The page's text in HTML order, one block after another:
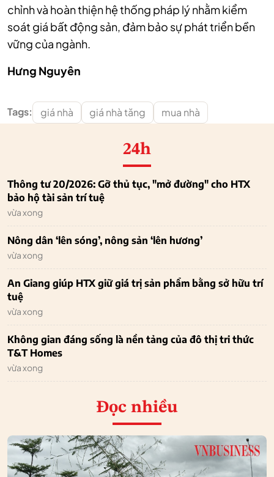
chỉnh và hoàn thiện hệ thống pháp lý nhằm kiểm
soát giá bất động sản, đảm bảo sự phát triển bền
vững của ngành.
Hưng Nguyên
Tags: giá nhà giá nhà tăng mua nhà
24h
Thông tư 20/2026: Gỡ thủ tục, "mở đường" cho HTX
bảo hộ tài sản trí tuệ
vừa xong
Nông dân ‘lên sóng’, nông sản ‘lên hương’
vừa xong
An Giang giúp HTX giữ giá trị sản phẩm bằng sở hữu trí
tuệ
vừa xong
Không gian đáng sống là nền tảng của đô thị tri thức
T&T Homes
vừa xong
Đọc nhiều